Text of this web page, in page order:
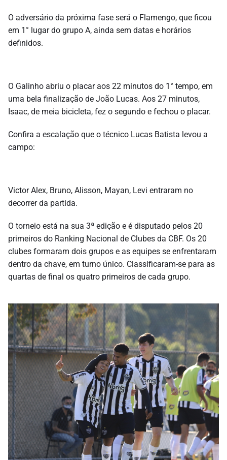
O adversário da próxima fase será o Flamengo, que ficou
em 1° lugar do grupo A, ainda sem datas e horários
definidos.
O Galinho abriu o placar aos 22 minutos do 1° tempo, em
uma bela finalização de João Lucas. Aos 27 minutos,
Isaac, de meia bicicleta, fez o segundo e fechou o placar.
Confira a escalação que o técnico Lucas Batista levou a
campo:
Victor Alex, Bruno, Alisson, Mayan, Levi entraram no
decorrer da partida.
O torneio está na sua 3ª edição e é disputado pelos 20
primeiros do Ranking Nacional de Clubes da CBF. Os 20
clubes formaram dois grupos e as equipes se enfrentaram
dentro da chave, em turno único. Classificaram-se para as
quartas de final os quatro primeiros de cada grupo.